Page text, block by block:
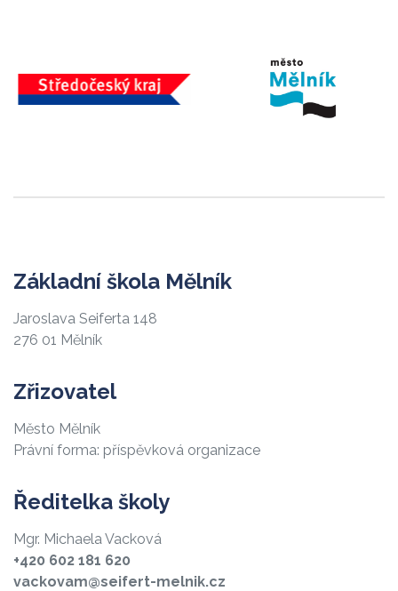
Základní škola Mělník
Jaroslava Seiferta 148
276 01 Mělník
Zřizovatel
Město Mělník
Právní forma: příspěvková organizace
Ředitelka školy
Mgr. Michaela Vacková
+420 602 181 620
vackovam@seifert-melnik.cz